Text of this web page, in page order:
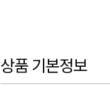
상품 기본정보